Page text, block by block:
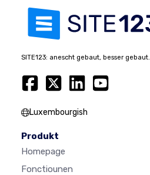
SITE123: anescht gebaut, besser gebaut.
Luxembourgish
Produkt
Homepage
Fonctiounen